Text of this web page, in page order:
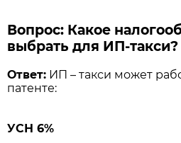
Вопрос: Какое
выбрать для ИП-такси?
Ответ: ИП – такси может
патенте:
УСН 6%